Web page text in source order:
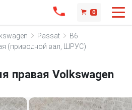
0
Passat
B6
(приводной вал, ШРУС)
правая Volkswagen